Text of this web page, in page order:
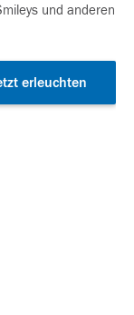
und anderen
erleuchten